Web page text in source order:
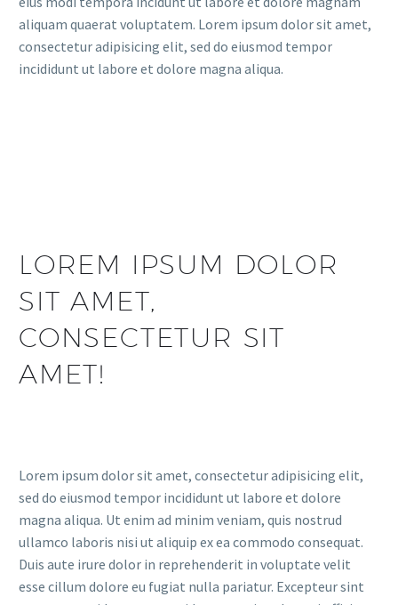
aliquam quaerat voluptatem. Lorem ipsum dolor sit amet,
consectetur adipisicing elit, sed do eiusmod tempor
incididunt ut labore et dolore magna aliqua.
LOREM IPSUM DOLOR
SIT AMET,
CONSECTETUR SIT
AMET!
Lorem ipsum dolor sit amet, consectetur adipisicing elit,
sed do eiusmod tempor incididunt ut labore et dolore
magna aliqua. Ut enim ad minim veniam, quis nostrud
ullamco laboris nisi ut aliquip ex ea commodo consequat.
Duis aute irure dolor in reprehenderit in voluptate velit
esse cillum dolore eu fugiat nulla pariatur. Excepteur sint